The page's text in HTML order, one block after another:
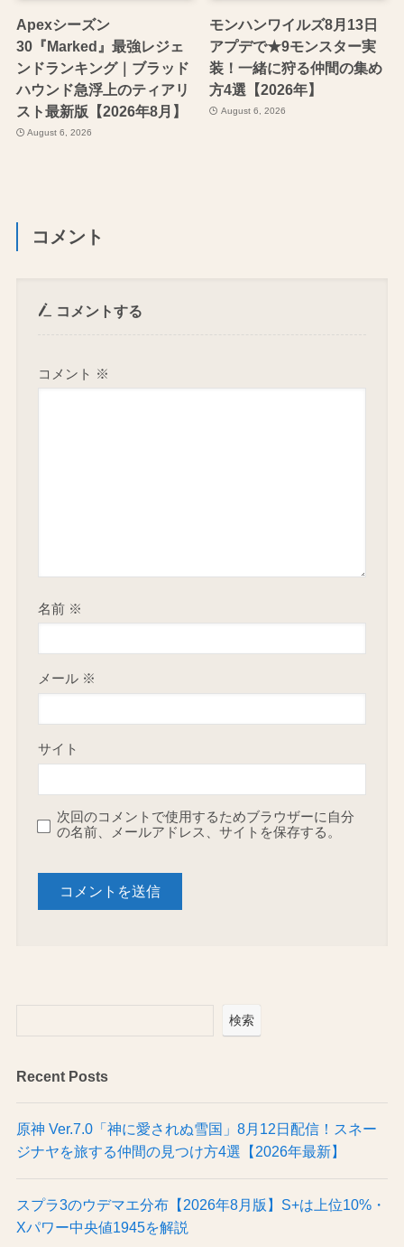
Apexシーズン
30『Marked』最強レジェ
ンドランキング｜ブラッド
ハウンド急浮上のティアリ
スト最新版【2026年8月】
August 6, 2026
モンハンワイルズ8月13日
アプデで★9モンスター実
装！一緒に狩る仲間の集め
方4選【2026年】
August 6, 2026
コメント
コメントする
コメント ※
名前 ※
メール ※
サイト
次回のコメントで使用するためブラウザーに自分
の名前、メールアドレス、サイトを保存する。
検索
Recent Posts
原神 Ver.7.0「神に愛されぬ雪国」8月12日配信！スネー
ジナヤを旅する仲間の見つけ方4選【2026年最新】
スプラ3のウデマエ分布【2026年8月版】S+は上位10%・
Xパワー中央値1945を解説